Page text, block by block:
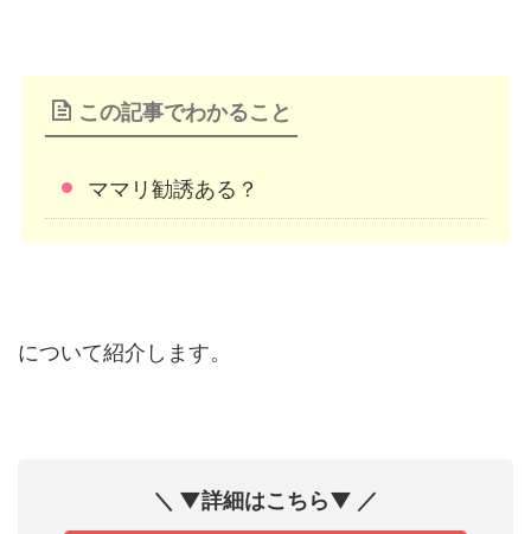
この記事でわかること
ママリ勧誘ある？
について紹介します。
＼ ▼詳細はこちら▼ ／